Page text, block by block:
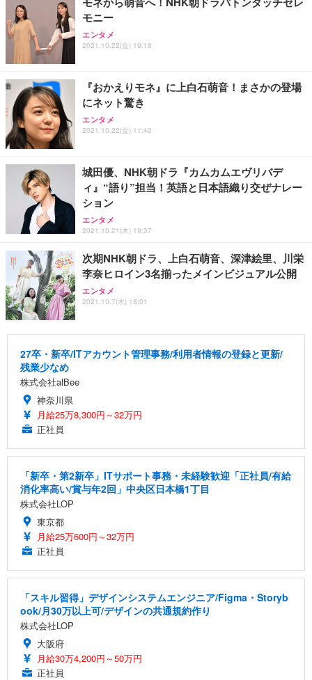
モニー
エンタメ
2021.10.22(金) 19:18
『おかえりモネ』に上白石萌音！まさかの登場
にネット驚き
エンタメ
2021.10.22(金) 11:40
城田優、NHK朝ドラ『カムカムエヴリバデ
ィ』“語り”担当！英語と日本語織り交ぜナレー
ション
エンタメ
2021.10.21(木) 19:37
次期NHK朝ドラ、上白石萌音、深津絵里、川栄
李奈ヒロイン3名揃ったメインビジュアル公開
エンタメ
2021.10.7(木) 18:01
27卒・新卒/ITアカウント管理事務/利用者情報の登録と更新/
残業少なめ
株式会社alBee
神奈川県
月給25万8,300円～32万円
正社員
「新卒・第2新卒」ITサポート事務・未経験歓迎「正社員/有給
消化率高い/賞与年2回」中央区日本橋1丁目
株式会社LOP
東京都
月給25万600円～32万円
正社員
「スキル習得」デザインシステムエンジニア/Figma・Storyb
ook/月30万以上可/デザインの共通規約作り
株式会社LOP
大阪府
月給30万4,200円～50万円
正社員